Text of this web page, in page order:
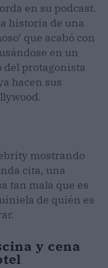
en su podcast.
historia de una
que acabó con
en un
del protagonista
hacen sus
mostrando
cita, una
tan mala que es
de quién es
y cena